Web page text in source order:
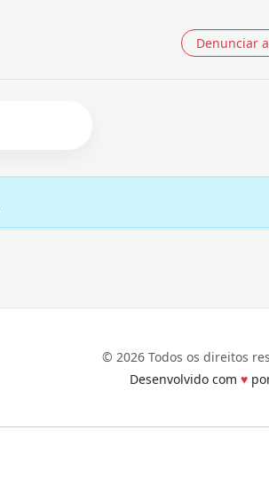
Denunciar
© 2026 Todos os direitos
Desenvolvido com ♥